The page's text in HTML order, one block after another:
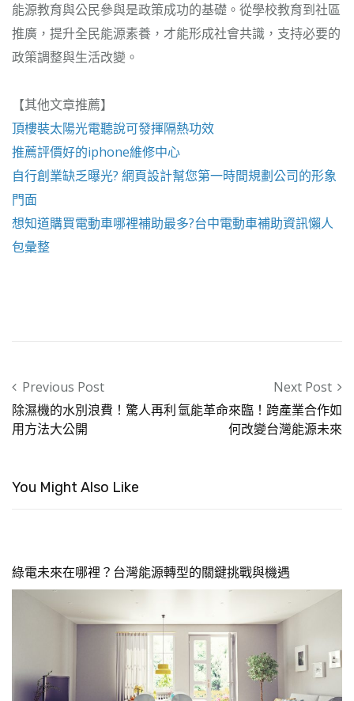
能源教育與公民參與是政策成功的基礎。從學校教育到社區
推廣，提升全民能源素養，才能形成社會共識，支持必要的
政策調整與生活改變。
【其他文章推薦】
頂樓裝太陽光電聽說可發揮隔熱功效
推薦評價好的iphone維修中心
自行創業缺乏曝光? 網頁設計幫您第一時間規劃公司的形象
門面
想知道購買電動車哪裡補助最多?台中電動車補助資訊懶人
包彙整
Post navigation
Previous Post
除濕機的水別浪費！驚人再利
用方法大公開
Next Post
氫能革命來臨！跨產業合作如
何改變台灣能源未來
You Might Also Like
綠電未來在哪裡？台灣能源轉型的關鍵挑戰與機遇